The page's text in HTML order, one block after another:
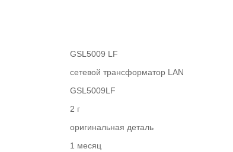
GSL5009 LF
сетевой трансформатор LAN
GSL5009LF
2 г
оригинальная деталь
1 месяц